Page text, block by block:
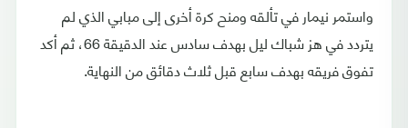
واستمر نيمار في تألقه ومنح كرة أخرى إلى مبابي الذي لم
يتردد في هز شباك ليل بهدف سادس عند الدقيقة 66، ثم أكد
تفوق فريقه بهدف سابع قبل ثلاث دقائق من النهاية.